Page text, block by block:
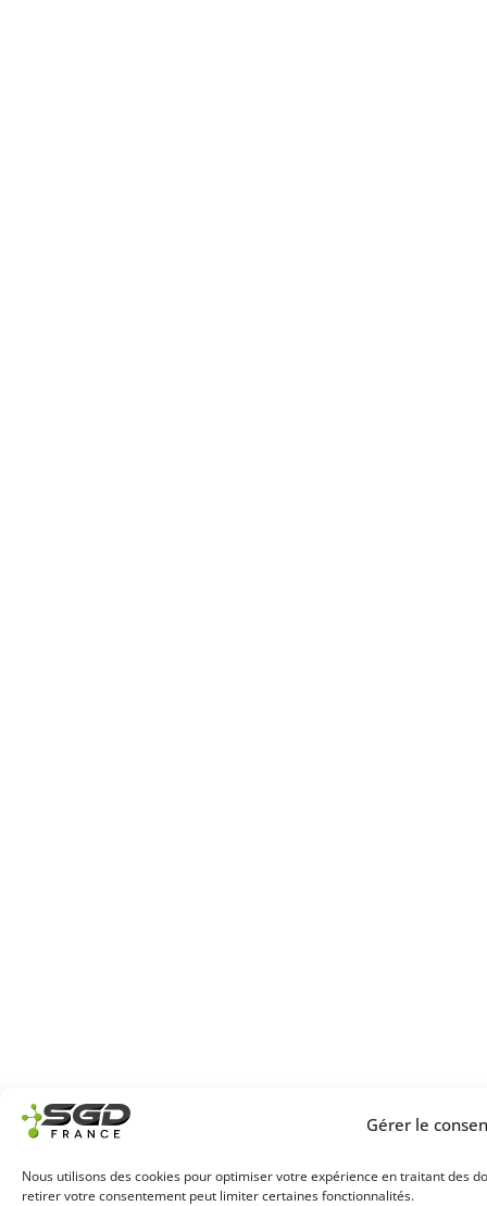
Gérer le
Nous utilisons des cookies pour optimiser votre expérience en traitant des
retirer votre consentement peut limiter certaines fonctionnalités.